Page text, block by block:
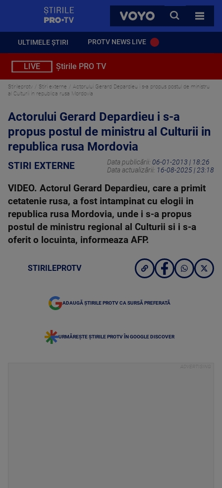
VOYO
CAUTA
TOATE
ULTIMELE ȘTIRI PROTV NEWS LIVE
LIVE Știrile PRO TV
Stirileprotv Stiri externe
Actorului Gerard Depardieu i s-a propus postul de ministru
al Culturii in republica rusa Mordovia
Actorului Gerard Depardieu i s-a
propus postul de ministru al Culturii in
republica rusa Mordovia
STIRI EXTERNE Data publicării: 06-01-2013 | 18:26
Data actualizării: 16-08-2025 | 23:18
VIDEO. Actorul Gerard Depardieu, care a primit
cetatenie rusa, a fost intampinat cu elogii in
republica rusa Mordovia, unde i s-a propus
postul de ministru regional al Culturii si i s-a
oferit o locuinta, informeaza AFP.
STIRILEPROTV
ADAUGĂ ȘTIRILE PROTV CA SURSĂ PREFERATĂ
URMĂREȘTE ȘTIRILE PROTV ÎN GOOGLE DISCOVER